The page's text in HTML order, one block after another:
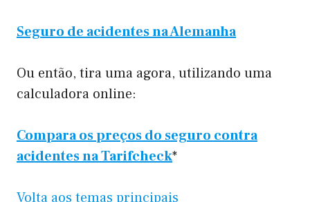
Seguro de acidentes na Alemanha
Ou então, tira uma agora, utilizando uma
calculadora online:
Compara os preços do seguro contra
acidentes na Tarifcheck*
Volta aos temas principais